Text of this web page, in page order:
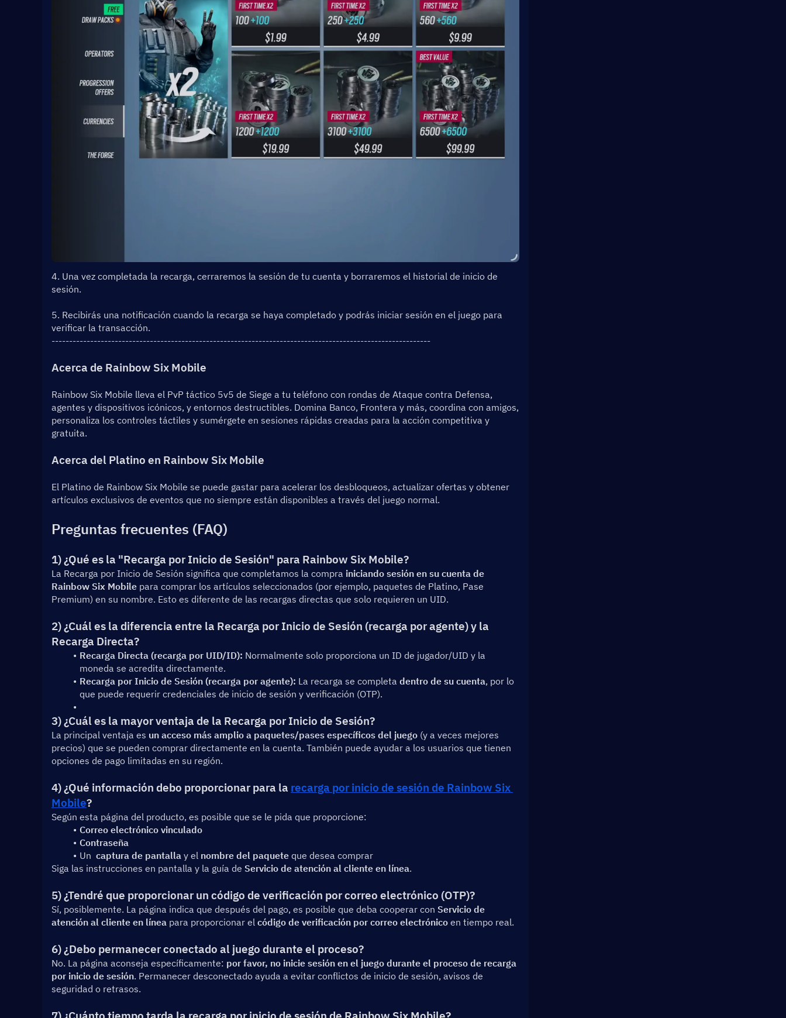
4. Una vez completada la recarga, cerraremos la sesión de tu cuenta y borraremos el historial de inicio de
sesión.
5. Recibirás una notificación cuando la recarga se haya completado y podrás iniciar sesión en el juego para
verificar la transacción.
------------------------------------------------------------------------------------------------------------
Acerca de Rainbow Six Mobile
Rainbow Six Mobile lleva el PvP táctico 5v5 de Siege a tu teléfono con rondas de Ataque contra Defensa,
agentes y dispositivos icónicos, y entornos destructibles. Domina Banco, Frontera y más, coordina con amigos,
personaliza los controles táctiles y sumérgete en sesiones rápidas creadas para la acción competitiva y
gratuita.
Acerca del Platino en Rainbow Six Mobile
El Platino de Rainbow Six Mobile se puede gastar para acelerar los desbloqueos, actualizar ofertas y obtener
artículos exclusivos de eventos que no siempre están disponibles a través del juego normal.
Preguntas frecuentes (FAQ)
1) ¿Qué es la "Recarga por Inicio de Sesión" para Rainbow Six Mobile?
La Recarga por Inicio de Sesión significa que completamos la compra iniciando sesión en su cuenta de
Rainbow Six Mobile para comprar los artículos seleccionados (por ejemplo, paquetes de Platino, Pase
Premium) en su nombre. Esto es diferente de las recargas directas que solo requieren un UID.
2) ¿Cuál es la diferencia entre la Recarga por Inicio de Sesión (recarga por agente) y la
Recarga Directa?
Recarga Directa (recarga por UID/ID): Normalmente solo proporciona un ID de jugador/UID y la
moneda se acredita directamente.
Recarga por Inicio de Sesión (recarga por agente): La recarga se completa dentro de su cuenta, por lo
que puede requerir credenciales de inicio de sesión y verificación (OTP).
3) ¿Cuál es la mayor ventaja de la Recarga por Inicio de Sesión?
La principal ventaja es un acceso más amplio a paquetes/pases específicos del juego (y a veces mejores
precios) que se pueden comprar directamente en la cuenta. También puede ayudar a los usuarios que tienen
opciones de pago limitadas en su región.
4) ¿Qué información debo proporcionar para la recarga por inicio de sesión de Rainbow Six
Mobile?
Según esta página del producto, es posible que se le pida que proporcione:
Correo electrónico vinculado
Contraseña
Un captura de pantalla y el nombre del paquete que desea comprar
Siga las instrucciones en pantalla y la guía de Servicio de atención al cliente en línea.
5) ¿Tendré que proporcionar un código de verificación por correo electrónico (OTP)?
Sí, posiblemente. La página indica que después del pago, es posible que deba cooperar con Servicio de
atención al cliente en línea para proporcionar el código de verificación por correo electrónico en tiempo real.
6) ¿Debo permanecer conectado al juego durante el proceso?
No. La página aconseja específicamente: por favor, no inicie sesión en el juego durante el proceso de recarga
por inicio de sesión. Permanecer desconectado ayuda a evitar conflictos de inicio de sesión, avisos de
seguridad o retrasos.